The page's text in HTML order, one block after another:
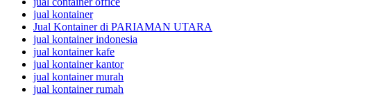
jual kontainer
Jual Kontainer di PARIAMAN UTARA
jual kontainer indonesia
jual kontainer kafe
jual kontainer kantor
jual kontainer murah
jual kontainer rumah